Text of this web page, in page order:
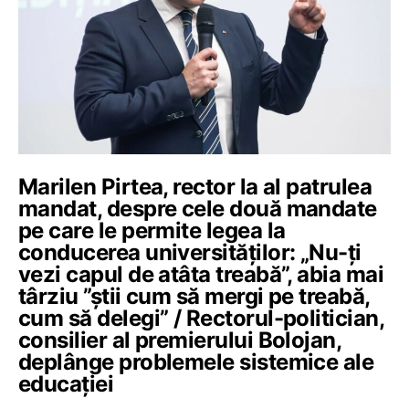
Marilen Pirtea, rector la al patrulea
mandat, despre cele două mandate
pe care le permite legea la
conducerea universităților: „Nu-ți
vezi capul de atâta treabă”, abia mai
târziu ”știi cum să mergi pe treabă,
cum să delegi” / Rectorul-politician,
consilier al premierului Bolojan,
deplânge problemele sistemice ale
educației